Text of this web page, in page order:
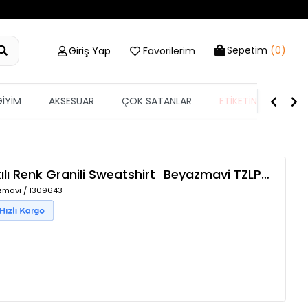
Giriş Yap Favorilerim Sepetim (0)
AKSESUAR ÇOK SATANLAR ETİKETİN YARISI
Renk Granili Sweatshirt Beyazmavi TZLP-00013915
/ 1309643